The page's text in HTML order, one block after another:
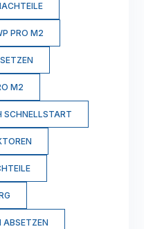
PRO M2
M2
SCHNELLSTART
ABSETZEN